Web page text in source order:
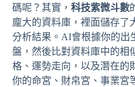
碼呢？其實， 科技紫微斗數
龐大的資料庫，裡面儲存了
分析結果。AI會根據你的出
盤，然後比對資料庫中的相
格、運勢走向，以及潛在的
你的命宮、財帛宮、事業宮